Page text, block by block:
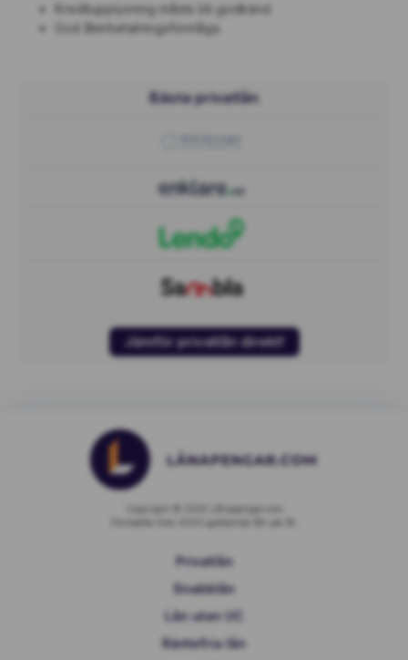
Kreditupplysning måste bli godkänd.
God återbetalningsförmåga.
Bästa privatlån
Jämför privatlån direkt!
Privatlån
Snabblån
Lån utan UC
Räntefria lån